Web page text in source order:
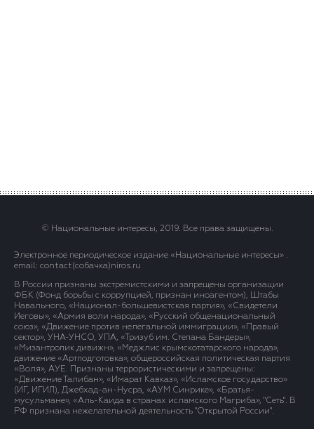
© Национальные интересы, 2019. Все права защищены.
Электронное периодическое издание «Национальные интересы» .
email: contact(сoбaчка)niros.ru
В России признаны экстремистскими и запрещены организации
ФБК (Фонд борьбы с коррупцией, признан иноагентом), Штабы
Навального, «Национал-большевистская партия», «Свидетели
Иеговы», «Армия воли народа», «Русский общенациональный
союз», «Движение против нелегальной иммиграции», «Правый
сектор», УНА-УНСО, УПА, «Тризуб им. Степана Бандеры»,
«Мизантропик дивижн», «Меджлис крымскотатарского народа»,
движение «Артподготовка», общероссийская политическая партия
«Воля», АУЕ. Признаны террористическими и запрещены:
«Движение Талибан», «Имарат Кавказ», «Исламское государство»
(ИГ, ИГИЛ), Джебхад-ан-Нусра, «АУМ Синрике», «Братья-
мусульмане», «Аль-Каида в странах исламского Магриба», "Сеть". В
РФ признана нежелательной деятельность "Открытой России".